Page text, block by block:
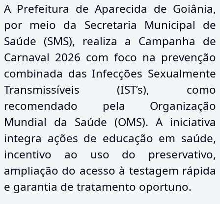
A Prefeitura de Aparecida de Goiânia,
por meio da Secretaria Municipal de
Saúde (SMS), realiza a Campanha de
Carnaval 2026 com foco na prevenção
combinada das Infecções Sexualmente
Transmissíveis (IST’s), como
recomendado pela Organização
Mundial da Saúde (OMS). A iniciativa
integra ações de educação em saúde,
incentivo ao uso do preservativo,
ampliação do acesso à testagem rápida
e garantia de tratamento oportuno.